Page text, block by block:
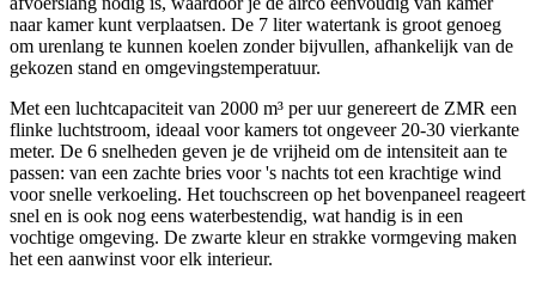
naar kamer kunt verplaatsen. De 7 liter watertank is groot genoeg
om urenlang te kunnen koelen zonder bijvullen, afhankelijk van de
gekozen stand en omgevingstemperatuur.
Met een luchtcapaciteit van 2000 m³ per uur genereert de ZMR een
flinke luchtstroom, ideaal voor kamers tot ongeveer 20-30 vierkante
meter. De 6 snelheden geven je de vrijheid om de intensiteit aan te
passen: van een zachte bries voor 's nachts tot een krachtige wind
voor snelle verkoeling. Het touchscreen op het bovenpaneel reageert
snel en is ook nog eens waterbestendig, wat handig is in een
vochtige omgeving. De zwarte kleur en strakke vormgeving maken
het een aanwinst voor elk interieur.